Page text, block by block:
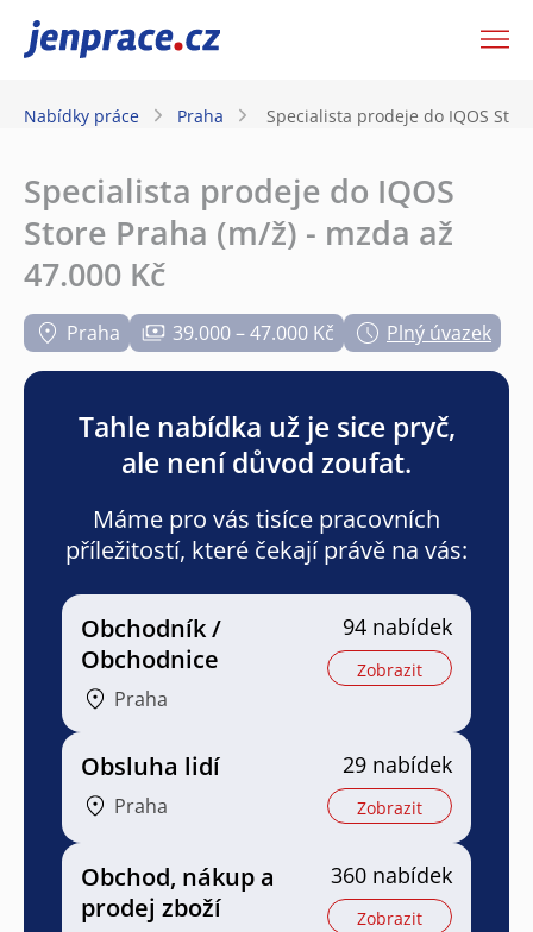
JenPráce.cz
Nabídky práce Praha Specialista prodeje do IQOS
Specialista prodeje do IQOS
Store Praha (m/ž) - mzda až
47.000 Kč
Praha 39.000 – 47.000 Kč Plný úvazek
Tahle nabídka už je sice pryč,
ale není důvod zoufat.
Máme pro vás tisíce pracovních
příležitostí, které čekají právě na vás:
Obchodník /
Obchodnice
Praha
94 nabídek
Zobrazit
Obsluha lidí
Praha
29 nabídek
Zobrazit
Obchod, nákup a
prodej zboží
360 nabídek
Zobrazit